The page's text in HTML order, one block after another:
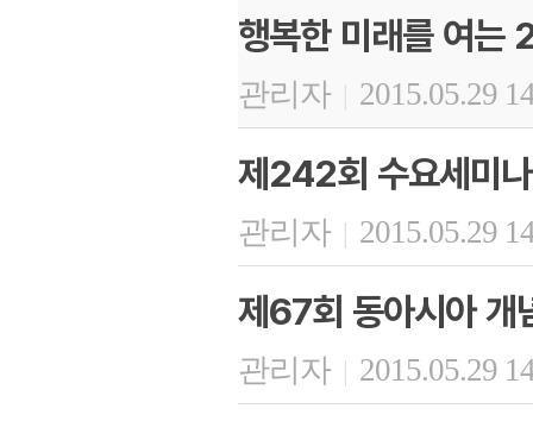
행복한 미래를 여는
관리자 | 2015.05.29
제242회 수요세미나
관리자 | 2015.05.29
제67회 동아시아 개
관리자 | 2015.05.29